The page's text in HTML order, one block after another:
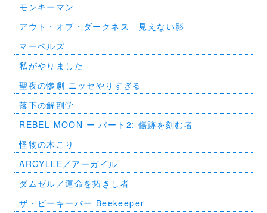
モンキーマン
アウト・オブ・ダークネス 見えない影
マーベルズ
私がやりました
聖夜の惨劇 ニッセやりすぎる
落下の解剖学
REBEL MOON ー パート2: 傷跡を刻む者
怪物の木こり
ARGYLLE／アーガイル
ダムゼル／運命を拓きし者
ザ・ビーキーパー Beekeeper